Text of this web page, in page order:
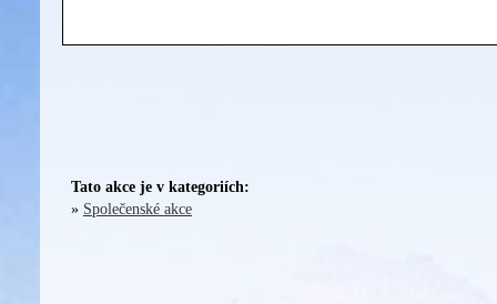
Tato akce je v kategoriích:
» Společenské akce